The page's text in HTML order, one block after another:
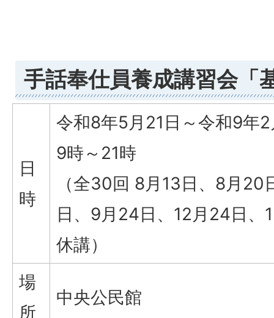
手話奉仕員養成講習会「
日
時
令和8年5月21日～令和9年
9時～21時
（全30回 8月13日、8月
日、9月24日、12月24日、
休講）
場
所
中央公民館